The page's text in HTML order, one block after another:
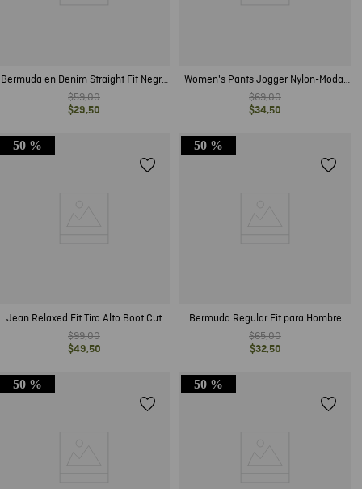
Bermuda en Denim Straight Fit Negro
Mate para Hombre
$59,00
$29,50
Women's Pants Jogger Nylon-Modal
Blend
$69,00
$34,50
50 %
Jean Relaxed Fit Tiro Alto Boot Cut
Azul Claro Vintage para Hombre
$99,00
$49,50
50 %
Bermuda Regular Fit para Hombre
$65,00
$32,50
50 % 50 %